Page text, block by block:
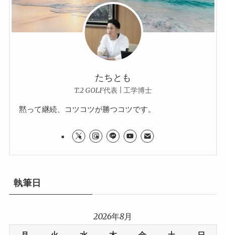
たちとも
T.2 GOLF代表 | 工学博士
黙って継続、コツコツが勝つコツです。
執筆日
2026年8月